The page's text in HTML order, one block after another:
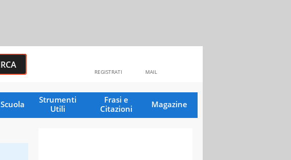
MAIL
REGISTRATI
Scuola
Strumenti
Utili
Frasi e
Citazioni
Magazine